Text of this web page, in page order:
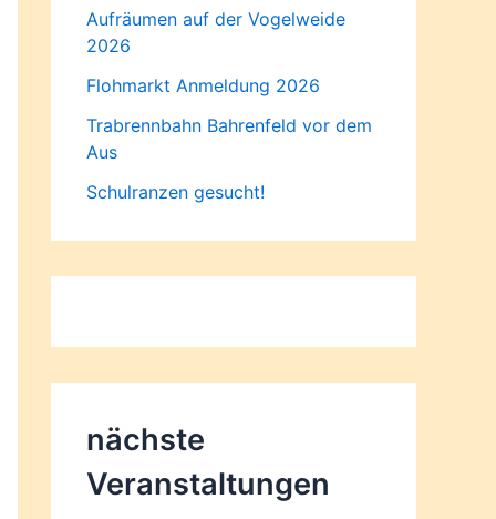
Aufräumen auf der Vogelweide
2026
Flohmarkt Anmeldung 2026
Trabrennbahn Bahrenfeld vor dem
Aus
Schulranzen gesucht!
nächste
Veranstaltungen